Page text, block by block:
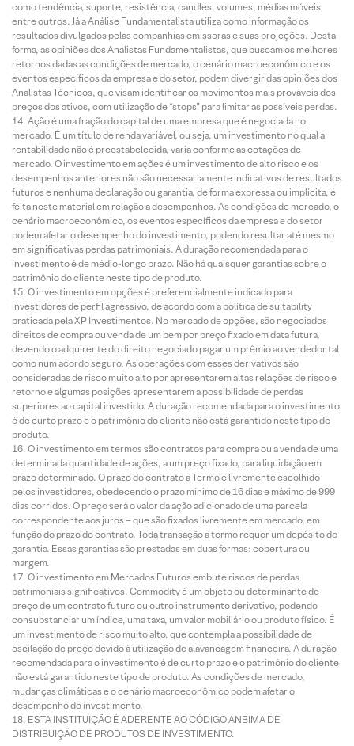
como tendência, suporte, resistência, candles, volumes, médias móveis
entre outros. Já a Análise Fundamentalista utiliza como informação os
resultados divulgados pelas companhias emissoras e suas projeções. Desta
forma, as opiniões dos Analistas Fundamentalistas, que buscam os melhores
retornos dadas as condições de mercado, o cenário macroeconômico e os
eventos específicos da empresa e do setor, podem divergir das opiniões dos
Analistas Técnicos, que visam identificar os movimentos mais prováveis dos
preços dos ativos, com utilização de “stops” para limitar as possíveis perdas.
Ação é uma fração do capital de uma empresa que é negociada no
mercado. É um título de renda variável, ou seja, um investimento no qual a
rentabilidade não é preestabelecida, varia conforme as cotações de
mercado. O investimento em ações é um investimento de alto risco e os
desempenhos anteriores não são necessariamente indicativos de resultados
futuros e nenhuma declaração ou garantia, de forma expressa ou implícita, é
feita neste material em relação a desempenhos. As condições de mercado, o
cenário macroeconômico, os eventos específicos da empresa e do setor
podem afetar o desempenho do investimento, podendo resultar até mesmo
em significativas perdas patrimoniais. A duração recomendada para o
investimento é de médio-longo prazo. Não há quaisquer garantias sobre o
patrimônio do cliente neste tipo de produto.
O investimento em opções é preferencialmente indicado para
investidores de perfil agressivo, de acordo com a política de suitability
praticada pela XP Investimentos. No mercado de opções, são negociados
direitos de compra ou venda de um bem por preço fixado em data futura,
devendo o adquirente do direito negociado pagar um prêmio ao vendedor tal
como num acordo seguro. As operações com esses derivativos são
consideradas de risco muito alto por apresentarem altas relações de risco e
retorno e algumas posições apresentarem a possibilidade de perdas
superiores ao capital investido. A duração recomendada para o investimento
é de curto prazo e o patrimônio do cliente não está garantido neste tipo de
produto.
O investimento em termos são contratos para compra ou a venda de uma
determinada quantidade de ações, a um preço fixado, para liquidação em
prazo determinado. O prazo do contrato a Termo é livremente escolhido
pelos investidores, obedecendo o prazo mínimo de 16 dias e máximo de 999
dias corridos. O preço será o valor da ação adicionado de uma parcela
correspondente aos juros – que são fixados livremente em mercado, em
função do prazo do contrato. Toda transação a termo requer um depósito de
garantia. Essas garantias são prestadas em duas formas: cobertura ou
margem.
O investimento em Mercados Futuros embute riscos de perdas
patrimoniais significativos. Commodity é um objeto ou determinante de
preço de um contrato futuro ou outro instrumento derivativo, podendo
consubstanciar um índice, uma taxa, um valor mobiliário ou produto físico. É
um investimento de risco muito alto, que contempla a possibilidade de
oscilação de preço devido à utilização de alavancagem financeira. A duração
recomendada para o investimento é de curto prazo e o patrimônio do cliente
não está garantido neste tipo de produto. As condições de mercado,
mudanças climáticas e o cenário macroeconômico podem afetar o
desempenho do investimento.
ESTA INSTITUIÇÃO É ADERENTE AO CÓDIGO ANBIMA DE
DISTRIBUIÇÃO DE PRODUTOS DE INVESTIMENTO.